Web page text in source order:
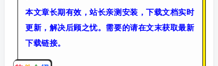
本文章长期有效，站长亲测安装，下载文档实时
更新，解决后顾之忧。需要的请在文末获取最新
下载链接。